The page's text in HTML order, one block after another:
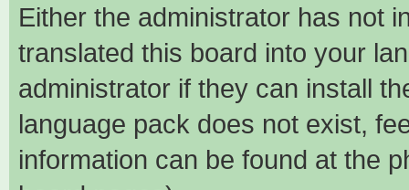
Either the administrator has not
translated this board into your
administrator if they can install
language pack does not exist,
information can be found at the